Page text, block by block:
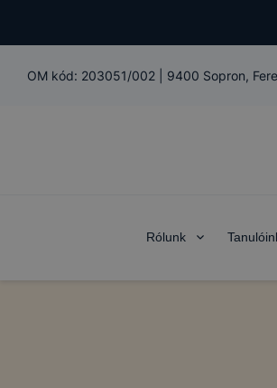
OM kód: 203051/002 9400 Sopron,
Rólunk